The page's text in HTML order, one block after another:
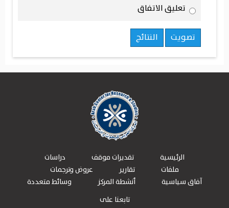
تعليق الاتفاق
تصويت النتائج
الرئيسية تقديرات موقف
دراسات
ملفات
تقارير
عروض وترجمات
آفاق سياسية
أنشطة المركز
وسائط متعددة
تابعنا على